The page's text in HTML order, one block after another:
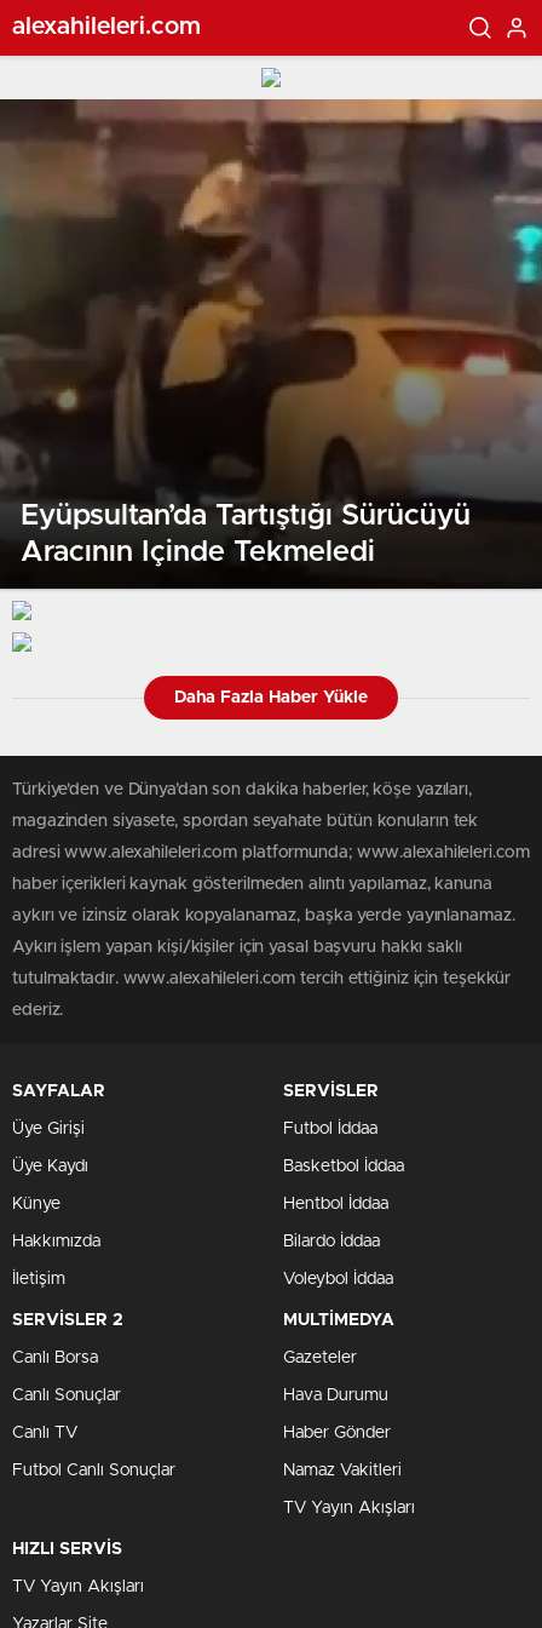
alexahileleri.com
Eyüpsultan’da Tartıştığı Sürücüyü
Aracının Içinde Tekmeledi
Daha Fazla Haber Yükle
Türkiye'den ve Dünya’dan son dakika haberler, köşe yazıları,
magazinden siyasete, spordan seyahate bütün konuların tek
adresi www.alexahileleri.com platformunda; www.alexahileleri.com
haber içerikleri kaynak gösterilmeden alıntı yapılamaz, kanuna
aykırı ve izinsiz olarak kopyalanamaz, başka yerde yayınlanamaz.
Aykırı işlem yapan kişi/kişiler için yasal başvuru hakkı saklı
tutulmaktadır. www.alexahileleri.com tercih ettiğiniz için teşekkür
ederiz.
SAYFALAR
Üye Girişi
Üye Kaydı
Künye
Hakkımızda
İletişim
SERVİSLER
Futbol İddaa
Basketbol İddaa
Hentbol İddaa
Bilardo İddaa
Voleybol İddaa
SERVİSLER 2
Canlı Borsa
Canlı Sonuçlar
Canlı TV
Futbol Canlı Sonuçlar
MULTİMEDYA
Gazeteler
Hava Durumu
Haber Gönder
Namaz Vakitleri
TV Yayın Akışları
HIZLI SERVİS
TV Yayın Akışları
Yazarlar Site